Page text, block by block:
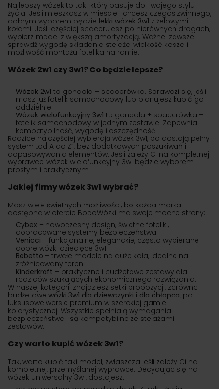
Najlepszy wózek to taki, który pasuje do Twojego stylu
życia. Jeśli mieszkasz w mieście i chcesz czegoś zwinnego,
dobrym wyborem będzie lekki wózek 3w1 z żelowymi
kołami. Jeśli częściej spacerujesz po nierównych drogach,
wybierz model z większą amortyzacją. Ważne: zawsze
sprawdź wygodę składania stelaża, wielkość kosza i
możliwość montażu fotelika na ramie.
Wózek 2w1 czy 3w1? Co będzie lepsze?
Wózek 2w1 to gondola + spacerówka. Sprawdzi się, jeśli
masz już fotelik samochodowy lub planujesz kupić go
oddzielnie.
Wózek wielofunkcyjny 3w1 to gondola + spacerówka +
fotelik samochodowy w jednym zestawie. Zapewnia
kompatybilność, wygodę i oszczędność.
Rodzice najczęściej wybierają wózek 3w1, bo dostają pełny
system „od A do Z”, bez dodatkowych poszukiwań i
dopasowywania elementów. Jeśli zależy Ci na kompletnej
wyprawce, wózek wielofunkcyjny 3w1 będzie wyborem
prostym i praktycznym.
Jakiej firmy wózek 3w1 wybrać?
Masz wiele świetnych możliwości, bo każda marka
dostępna w ofercie BoboWózki ma swoje mocne strony:
Cybex – nowoczesny design, świetne foteliki,
dopracowane systemy bezpieczeństwa.
Venicci – funkcjonalne, eleganckie, często wybierane
dobre wózki dziecięce 3w1.
Bebetto – trwałe modele na duże koła, idealne na
zróżnicowany teren.
Kinderkraft – praktyczne i budżetowe zestawy dla
rodziców szukających ekonomicznego rozwiązania.
W naszej kategorii znajdziesz setki propozycji, zarówno
budżetowe wózki 3w1 dla dziewczynki i dla chłopca, po
luksusowe wersje premium w szerokiej gamie
kolorystycznej. Wszystkie spełniają wymagania
bezpieczeństwa i są kompatybilne ze stelażami
zestawów.
Czy warto kupić wózek 3w1?
Tak, warto kupić taki model, zwłaszcza jeśli zależy Ci na
kompletnej, przemyślanej wyprawce. Decydując się na
wózek uniwersalny 3w1, dostajesz: